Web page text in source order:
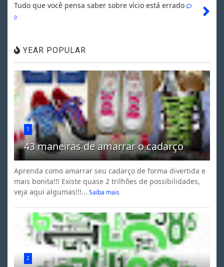
Tudo que você pensa saber sobre vício está errado
0
YEAR POPULAR
1
43 maneiras de amarrar o cadarço
Aprenda como amarrar seu cadarço de forma divertida e
mais bonita!!! Existe quase 2 trilhões de possibilidades,
veja aqui algumas!!!... Saiba mais
2